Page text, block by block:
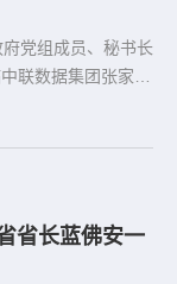
党组成员、秘书长
联数据集团张家口
省长蓝佛安一